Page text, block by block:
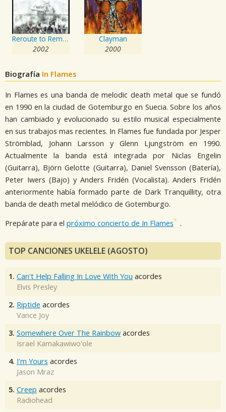
Reroute to Remain
2002
Clayman
2000
Biografía In Flames
In Flames es una banda de melodic death metal que se fundó
en 1990 en la ciudad de Gotemburgo en Suecia. Sobre los años
han cambiado y evolucionado su estilo musical especialmente
en sus trabajos mas recientes. In Flames fue fundada por Jesper
Strömblad, Johann Larsson y Glenn Ljungström en 1990.
Actualmente la banda está integrada por Niclas Engelin
(Guitarra), Björn Gelotte (Guitarra), Daniel Svensson (Batería),
Peter Iwers (Bajo) y Anders Fridén (Vocalista). Anders Fridén
anteriormente había formado parte de Dark Tranquillity, otra
banda de death metal melódico de Gotemburgo.
Prepárate para el próximo concierto de In Flames .
TOP CANCIONES UKELELE (AGOSTO)
1. Can't Help Falling In Love With You acordes
Elvis Presley
2. Riptide acordes
Vance Joy
3. Somewhere Over The Rainbow acordes
Israel Kamakawiwo'ole
4. I'm Yours acordes
Jason Mraz
5. Creep acordes
Radiohead